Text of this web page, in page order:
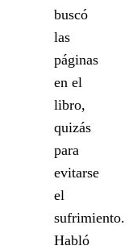
buscó
las
páginas
en el
libro,
quizás
para
evitarse
el
sufrimiento.
Habló